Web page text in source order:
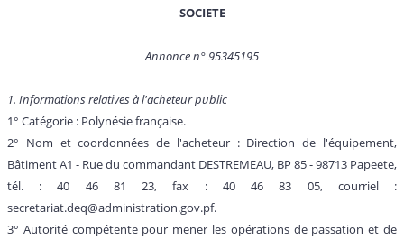
SOCIETE
Annonce n° 95345195
1. Informations relatives à l'acheteur public
1° Catégorie : Polynésie française.
2° Nom et coordonnées de l'acheteur : Direction de l'équipement,
Bâtiment A1 - Rue du commandant DESTREMEAU, BP 85 - 98713 Papeete,
tél. : 40 46 81 23, fax : 40 46 83 05, courriel :
secretariat.deq@administration.gov.pf.
3° Autorité compétente pour mener les opérations de passation et de